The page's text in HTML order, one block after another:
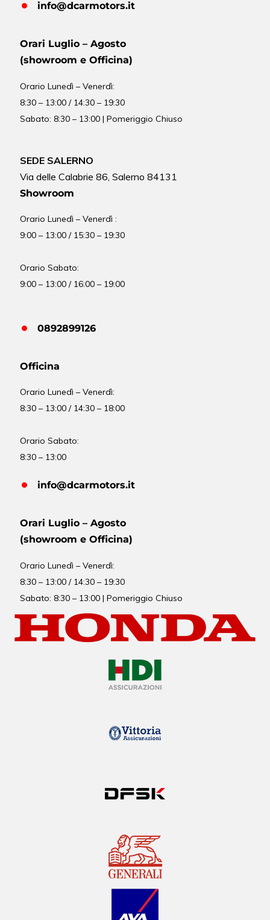
info@dcarmotors.it
Orari Luglio – Agosto
(showroom e Officina)
OrarioLunedì – Venerdì:
8:30 – 13:00 / 14:30 – 19:30
Sabato: 8:30 – 13:00 | Pomeriggio Chiuso
SEDE SALERNO
Via delle Calabrie 86, Salerno 84131
Showroom
Orario Lunedì – Venerdì :
9:00 – 13:00 / 15:30 – 19:30
Orario Sabato:
9:00 – 13:00 / 16:00 – 19:00
0892899126
Officina
OrarioLunedì – Venerdì:
8:30 – 13:00 / 14:30 – 18:00
Orario Sabato:
8:30 – 13:00
info@dcarmotors.it
Orari Luglio – Agosto
(showroom e Officina)
OrarioLunedì – Venerdì:
8:30 – 13:00 / 14:30 – 19:30
Sabato: 8:30 – 13:00 | Pomeriggio Chiuso